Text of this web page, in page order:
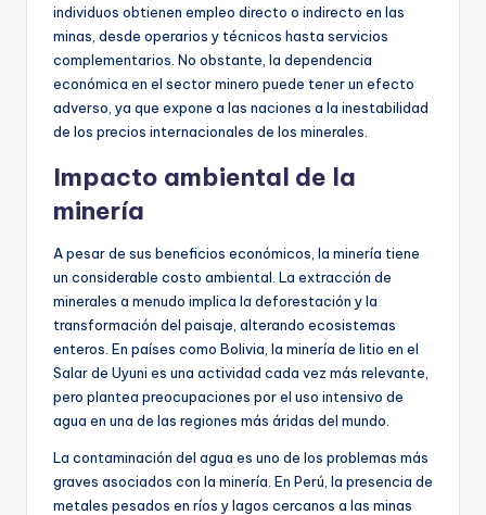
individuos obtienen empleo directo o indirecto en las
minas, desde operarios y técnicos hasta servicios
complementarios. No obstante, la dependencia
económica en el sector minero puede tener un efecto
adverso, ya que expone a las naciones a la inestabilidad
de los precios internacionales de los minerales.
Impacto ambiental de la
minería
A pesar de sus beneficios económicos, la minería tiene
un considerable costo ambiental. La extracción de
minerales a menudo implica la deforestación y la
transformación del paisaje, alterando ecosistemas
enteros. En países como Bolivia, la minería de litio en el
Salar de Uyuni es una actividad cada vez más relevante,
pero plantea preocupaciones por el uso intensivo de
agua en una de las regiones más áridas del mundo.
La contaminación del agua es uno de los problemas más
graves asociados con la minería. En Perú, la presencia de
metales pesados en ríos y lagos cercanos a las minas